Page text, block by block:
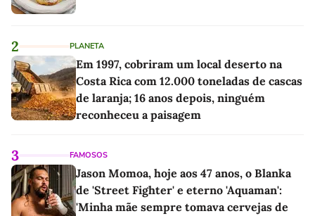
2 PLANETA
Em 1997, cobriram um local deserto na
Costa Rica com 12.000 toneladas de cascas
de laranja; 16 anos depois, ninguém
reconheceu a paisagem
3 FAMOSOS
Jason Momoa, hoje aos 47 anos, o Blanka
de 'Street Fighter' e eterno 'Aquaman':
'Minha mãe sempre tomava cervejas de